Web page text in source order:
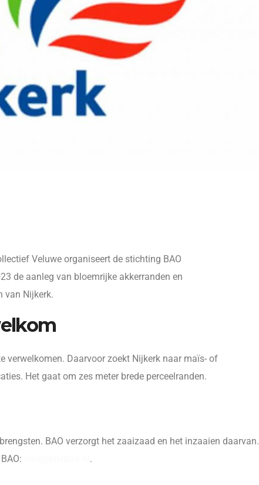
Veluwe organiseert de stichting BAO
de aanleg van bloemrijke akkerranden en
van Nijkerk.
verwelkomen. Daarvoor zoekt Nijkerk naar maïs- of
Het gaat om zes meter brede perceelranden.
BAO verzorgt het zaaizaad en het inzaaien daarvan.
.